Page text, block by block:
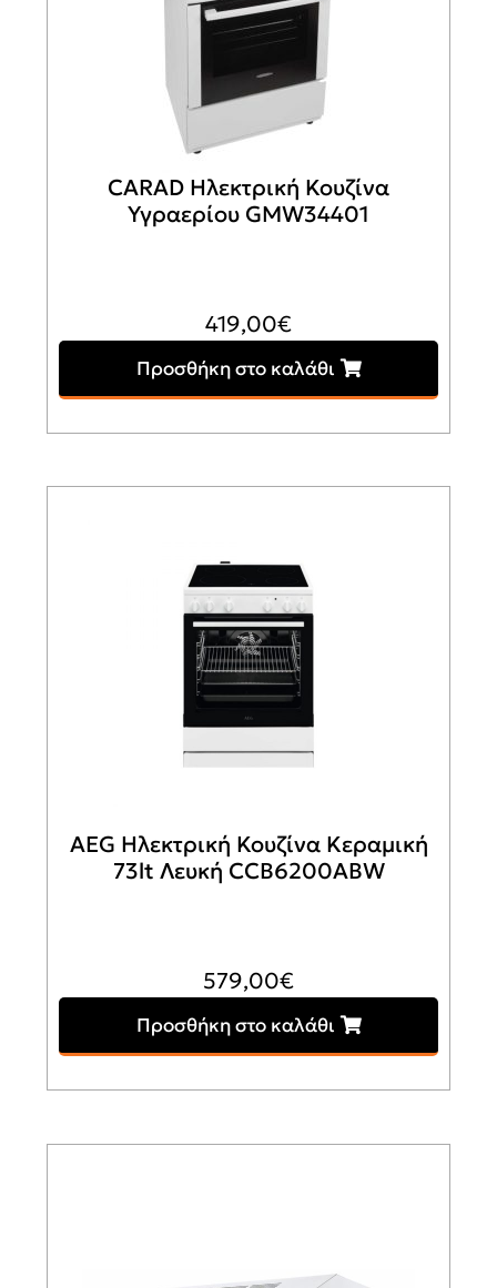
CARAD Ηλεκτρική Κουζίνα
Υγραερίου GMW34401
419,00€
Προσθήκη στο καλάθι
AEG Ηλεκτρική Κουζίνα Κεραμική
73lt Λευκή CCB6200ABW
579,00€
Προσθήκη στο καλάθι